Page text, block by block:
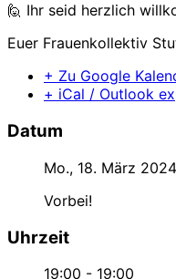
🙋 Ihr seid herzlich
Euer Frauenkollektiv
+ Zu Google
+ iCal / Outlook
Datum
Mo., 18. März 2024
Vorbei!
Uhrzeit
19:00 - 19:00